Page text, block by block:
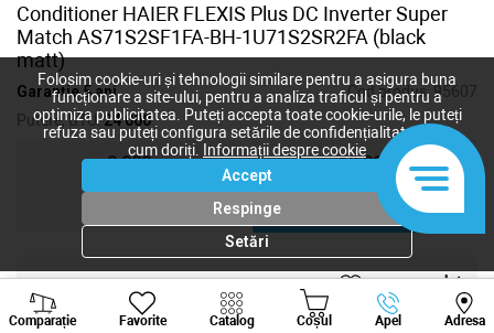
Conditioner HAIER FLEXIS Plus DC Inverter Super
Match AS71S2SF1FA-BH-1U71S2SR2FA (black
matt)
Garanție 5 ani Cod produs: 95607
Putere, BTU:24 000
9 000 12 000
24 000
41 043 lei
+
Comparație Favorite Catalog Coșul Apel Adresa
Viber Whatsapp
Folosim cookie-uri și tehnologii similare pentru a asigura buna
funcționare a site-ului, pentru a analiza traficul și pentru a
optimiza publicitatea. Puteți accepta toate cookie-urile, le puteți
refuza sau puteți configura setările de confidențialitate după
cum doriți.
Informații despre cookie
Accept
Respinge
Setări